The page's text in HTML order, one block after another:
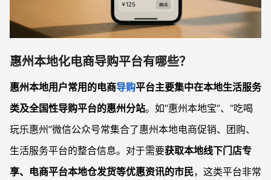
惠州本地化电商导购平台有哪些？
惠州本地用户常用的电商导购平台主要集中在本地生活服务
类及全国性导购平台的惠州分站。如“惠州本地宝”、“吃喝
玩乐惠州”微信公众号常集合了惠州本地电商促销、团购、
生活服务平台的整合信息。对于需要获取本地线下门店专
享、电商平台本地仓发货等优惠资讯的市民，这类平台非常